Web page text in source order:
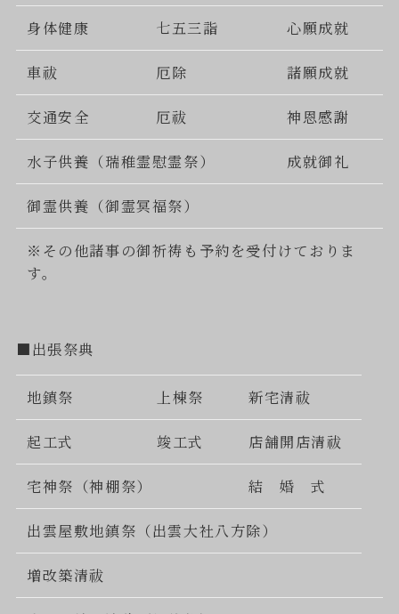
身体健康 七五三詣 心願成就
車祓 厄除 諸願成就
交通安全 厄祓 神恩感謝
水子供養（瑞稚霊慰霊祭） 成就御礼
御霊供養（御霊冥福祭）
※その他諸事の御祈祷も予約を受付けておりま
す。
■出張祭典
地鎮祭 上棟祭 新宅清祓
起工式 竣工式 店舗開店清祓
宅神祭（神棚祭） 結 婚 式
出雲屋敷地鎮祭（出雲大社八方除）
増改築清祓